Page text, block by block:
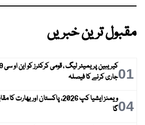
مقبول ترین خبریں
01جاری کرنے کا فیصلہ
04
ویمنز ایشیا کپ 2026، پاکستان اور
گا